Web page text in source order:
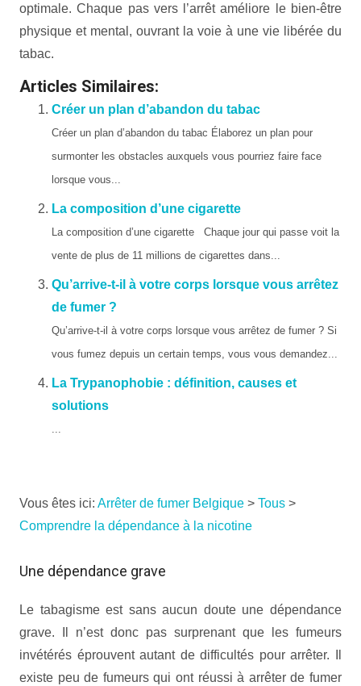
optimale. Chaque pas vers l’arrêt améliore le bien-être
physique et mental, ouvrant la voie à une vie libérée du
tabac.
Articles Similaires:
Créer un plan d’abandon du tabac
Créer un plan d’abandon du tabac Élaborez un plan pour
surmonter les obstacles auxquels vous pourriez faire face
lorsque vous...
La composition d’une cigarette
La composition d’une cigarette Chaque jour qui passe voit la
vente de plus de 11 millions de cigarettes dans...
Qu’arrive-t-il à votre corps lorsque vous arrêtez
de fumer ?
Qu’arrive-t-il à votre corps lorsque vous arrêtez de fumer ? Si
vous fumez depuis un certain temps, vous vous demandez...
La Trypanophobie : définition, causes et
solutions
...
Vous êtes ici: Arrêter de fumer Belgique > Tous >
Comprendre la dépendance à la nicotine
Une dépendance grave
Le tabagisme est sans aucun doute une dépendance
grave. Il n’est donc pas surprenant que les fumeurs
invétérés éprouvent autant de difficultés pour arrêter. Il
existe peu de fumeurs qui ont réussi à arrêter de fumer